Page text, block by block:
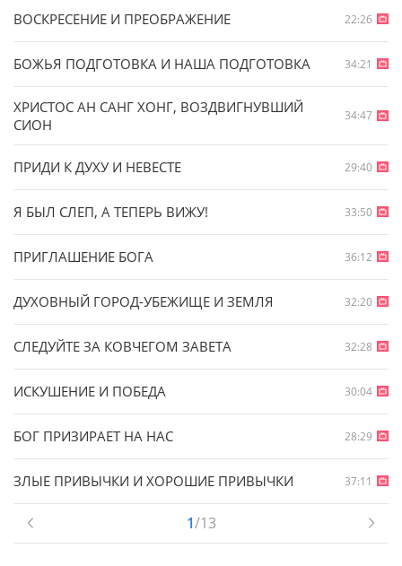
ВОСКРЕСЕНИЕ И ПРЕОБРАЖЕНИЕ 22:26
БОЖЬЯ ПОДГОТОВКА И НАША ПОДГОТОВКА 34:21
ХРИСТОС АН САНГ ХОНГ, ВОЗДВИГНУВШИЙ
СИОН
34:47
ПРИДИ К ДУХУ И НЕВЕСТЕ 29:40
Я БЫЛ СЛЕП, А ТЕПЕРЬ ВИЖУ! 33:50
ПРИГЛАШЕНИЕ БОГА 36:12
ДУХОВНЫЙ ГОРОД-УБЕЖИЩЕ И ЗЕМЛЯ 32:20
СЛЕДУЙТЕ ЗА КОВЧЕГОМ ЗАВЕТА 32:28
ИСКУШЕНИЕ И ПОБЕДА 30:04
БОГ ПРИЗИРАЕТ НА НАС 28:29
ЗЛЫЕ ПРИВЫЧКИ И ХОРОШИЕ ПРИВЫЧКИ 37:11
1/13